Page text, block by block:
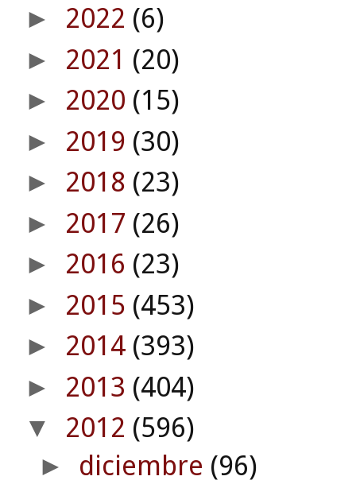
► 2022 (6)
► 2021 (20)
► 2020 (15)
► 2019 (30)
► 2018 (23)
► 2017 (26)
► 2016 (23)
► 2015 (453)
► 2014 (393)
► 2013 (404)
▼ 2012 (596)
► diciembre (96)